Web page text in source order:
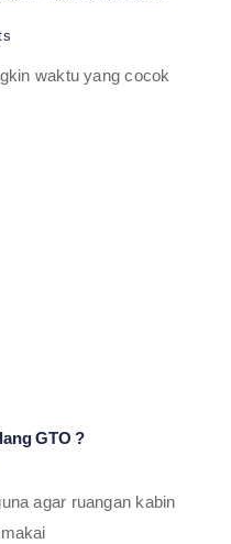
waktu yang cocok
GTO ?
agar ruangan kabin